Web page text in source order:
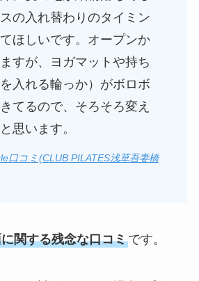
の入れ替わりのタイミン
ほしいです。オープンか
すが、ヨガマットや持ち
入れる輪っか）がボロボ
てるので、そろそろ変え
思います。
口コミ(CLUB PILATES浅草吾妻橋
関する残念な口コミです。